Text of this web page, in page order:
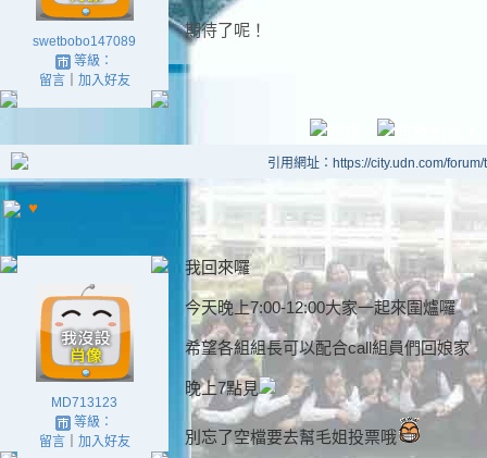
swetbobo147089
等級：
留言｜ 加入好友
期待了呢！
引用網址：https://city.udn.com/
♥
MD713123
等級：
留言｜ 加入好友
我回來囉
今天晚上7:00-12:00大家一起來圍爐囉
希望各組組長可以配合call組員們回娘家
晚上7點見
別忘了空檔要去幫毛姐投票哦